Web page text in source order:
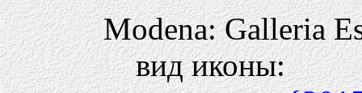
Modena: Galleria
вид иконы: